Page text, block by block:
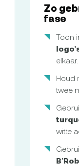
Zo
fase
Toon
elkaar.
Houd
twee
witte